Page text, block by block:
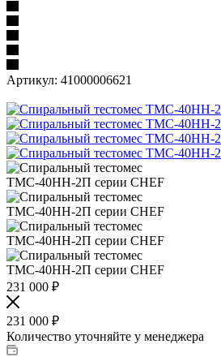
Артикул: 41000006621
231 000 ₽
231 000 ₽
Количество уточняйте у менеджера